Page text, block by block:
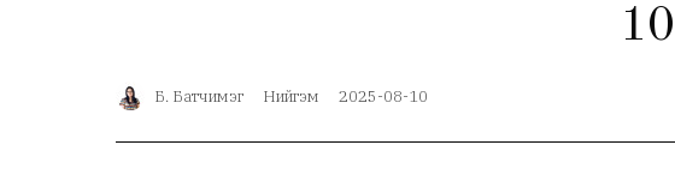
Б. Батчимэг Нийгэм 2025-08-10